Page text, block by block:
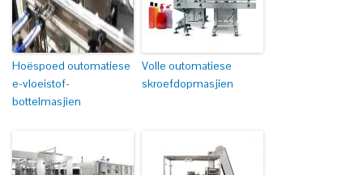
Hoëspoed outomatiese
e-vloeistof-
bottelmasjien
Volle outomatiese
skroefdopmasjien